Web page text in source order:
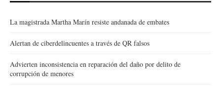
La magistrada Martha Marín resiste andanada de embates
Alertan de ciberdelincuentes a través de QR falsos
Advierten inconsistencia en reparación del daño por delito de
corrupción de menores